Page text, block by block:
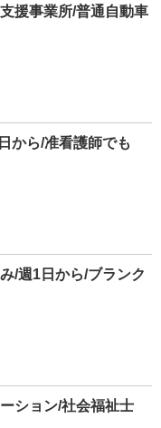
援事業所/普通自動車
から/准看護師でも
/週1日から/ブランク
ション/社会福祉士